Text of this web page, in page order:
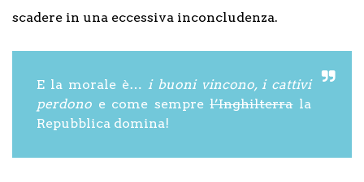
scadere in una eccessiva inconcludenza.
E la morale è… i buoni vincono, i cattivi
perdono e come semprel’Inghilterrala
Repubblica domina!